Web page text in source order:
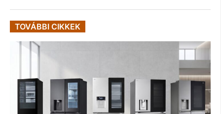
TOVÁBBI CIKKEK